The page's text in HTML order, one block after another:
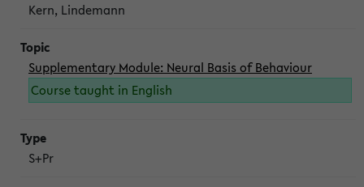
Kern, Lindemann
Supplementary Module: Neural Basis of Behaviour
Course taught in English
S+Pr